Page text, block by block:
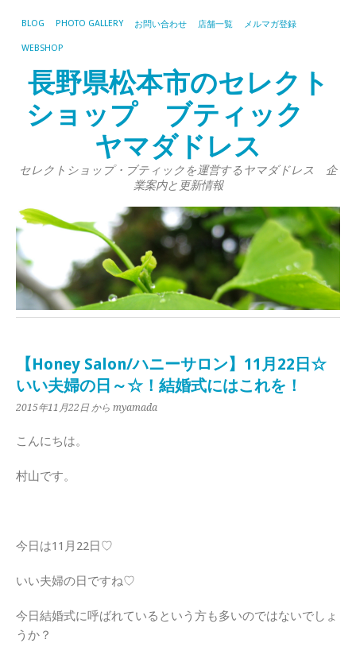
BLOG PHOTO GALLERY お問い合わせ 店舗一覧 メルマガ登録
WEBSHOP
長野県松本市のセレクト
ショップ ブティック
ヤマダドレス
セレクトショップ・ブティックを運営するヤマダドレス 企
業案内と更新情報
【Honey Salon/ハニーサロン】11月22日☆
いい夫婦の日～☆！結婚式にはこれを！
2015年11月22日 から myamada
こんにちは。
村山です。
今日は11月22日♡
いい夫婦の日ですね♡
今日結婚式に呼ばれているという方も多いのではないでしょ
うか？